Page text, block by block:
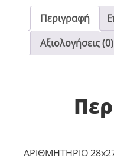
Περιγραφή
Αξιολογήσεις (0)
ΑΡΙΘΜΗΤΗΡΙΟ